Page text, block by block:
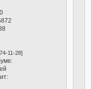
0
11-28]